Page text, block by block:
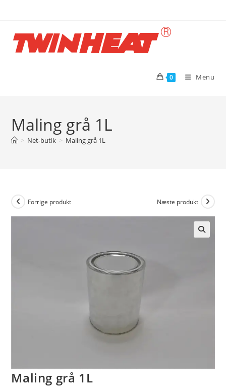
content
0 Menu
Maling grå 1L
> Net-butik > Maling grå 1L
Forrige produkt Næste produkt
Maling grå 1L